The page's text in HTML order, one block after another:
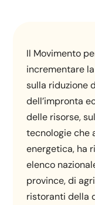
Il Movimento
incrementare
sulla riduzione
dell’impronta
delle risorse,
tecnologie che
energetica, ha
elenco
province, di
ristoranti della